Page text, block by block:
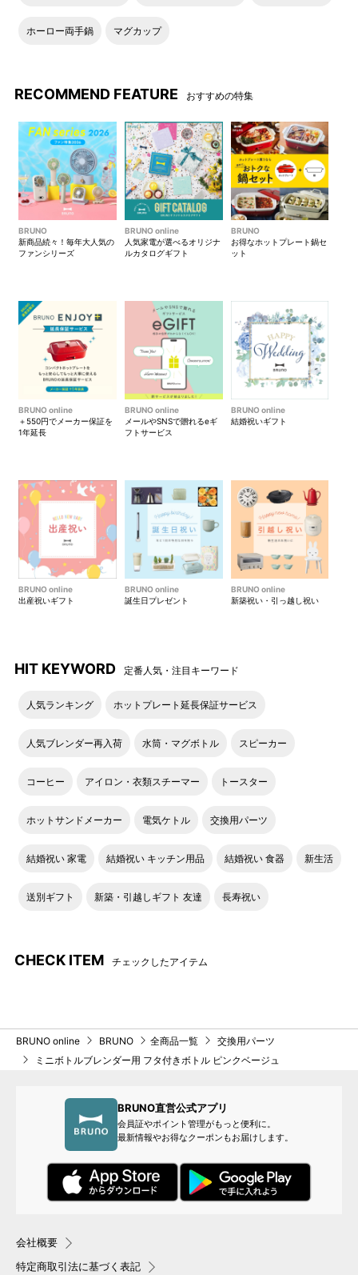
ホーロー両手鍋 マグカップ
RECOMMEND FEATURE おすすめの特集
BRUNO
新商品続々！毎年大人気の
ファンシリーズ
BRUNO online
人気家電が選べるオリジナ
ルカタログギフト
BRUNO
お得なホットプレート鍋セ
ット
BRUNO online
＋550円でメーカー保証を
1年延長
BRUNO online
メールやSNSで贈れるeギ
フトサービス
BRUNO online
結婚祝いギフト
BRUNO online
出産祝いギフト
BRUNO online
誕生日プレゼント
BRUNO online
新築祝い・引っ越し祝い
HIT KEYWORD 定番人気・注目キーワード
人気ランキング ホットプレート延長保証サービス
人気ブレンダー再入荷 水筒・マグボトル スピーカー
コーヒー アイロン・衣類スチーマー トースター
ホットサンドメーカー 電気ケトル 交換用パーツ
結婚祝い 家電 結婚祝い キッチン用品 結婚祝い 食器 新生活
送別ギフト 新築・引越しギフト 友達 長寿祝い
CHECK ITEM チェックしたアイテム
BRUNO online BRUNO 全商品一覧
交換用パーツ
ミニボトルブレンダー用 フタ付きボトル ピンクベージュ
BRUNO直営公式アプリ
会員証やポイント管理がもっと便利に。
最新情報やお得なクーポンもお届けします。
会社概要
特定商取引法に基づく表記